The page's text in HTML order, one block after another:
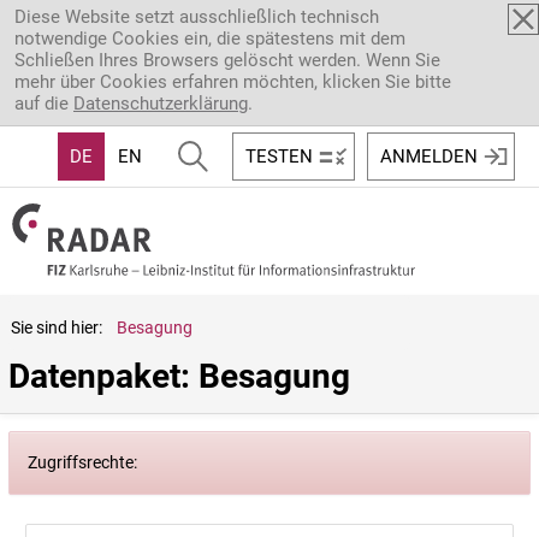
Direkt zum Inhalt
Diese Website setzt ausschließlich technisch
notwendige Cookies ein, die spätestens mit dem
Schließen Ihres Browsers gelöscht werden. Wenn Sie
mehr über Cookies erfahren möchten, klicken Sie bitte
auf die Datenschutzerklärung.
DE EN TESTEN ANMELDEN
Sie sind hier: Besagung
Datenpaket: Besagung
Zugriffsrechte: